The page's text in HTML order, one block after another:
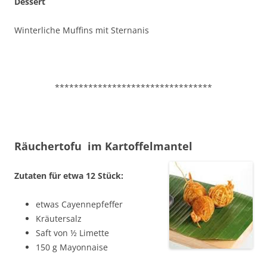
Winterliche Muffins mit Sternanis
*********************************
Räuchertofu im Kartoffelmantel
Zutaten für etwa 12 Stück:
etwas Cayennepfeffer
Kräutersalz
Saft von ½ Limette
150 g Mayonnaise